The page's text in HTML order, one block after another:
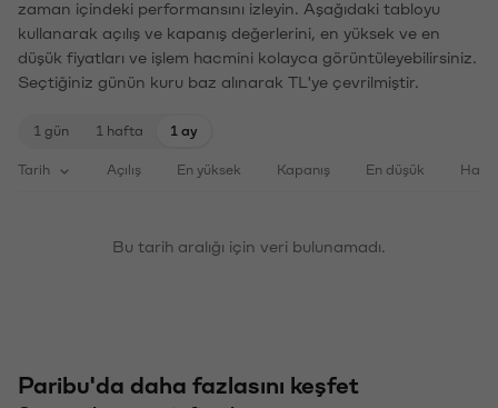
zaman içindeki performansını izleyin. Aşağıdaki tabloyu
kullanarak açılış ve kapanış değerlerini, en yüksek ve en
düşük fiyatları ve işlem hacmini kolayca görüntüleyebilirsiniz.
Seçtiğiniz günün kuru baz alınarak TL'ye çevrilmiştir.
1 gün 1 hafta 1 ay
Tarih Açılış En yüksek Kapanış En düşük
Bu tarih aralığı için veri bulunamadı.
Paribu'da daha fazlasını keşfet